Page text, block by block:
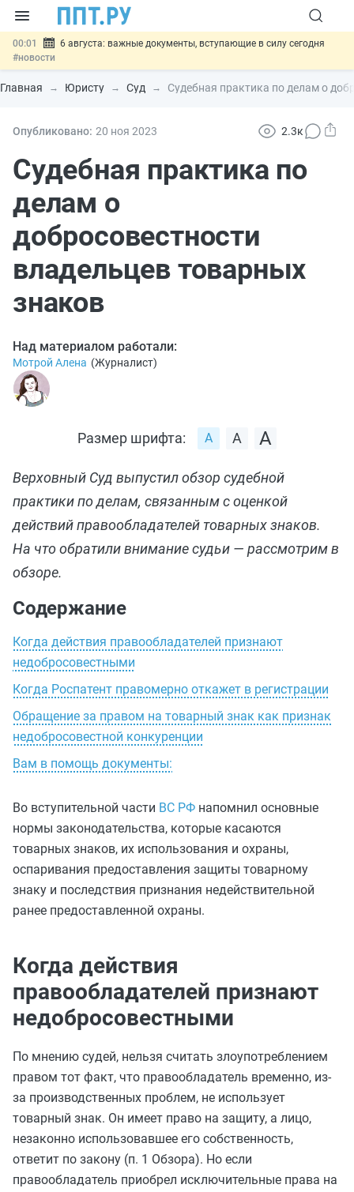
00:01
6 августа: важные документы, вступающие в силу сегодня
#новости
05.08 Обновили сообщения НПФ о договорах НПО и долгосрочных
сбережений#новости
05.08 Систему страхования вкладов распространили на электронные
05.08
Важно
#новости
Главная Юристу Суд Судебная практика по делам о
Опубликовано: 20 ноя 2023 2.3к
Судебная практика по
делам о
добросовестности
владельцев товарных
знаков
Над материалом работали:
Мотрой Алена (Журналист)
Размер шрифта:
Верховный Cуд выпустил обзор судебной
практики по делам, связанным с оценкой
действий правообладателей товарных знаков.
На что обратили внимание судьи — рассмотрим в
обзоре.
Содержание
Когда действия правообладателей признают
недобросовестными
Когда Роспатент правомерно откажет в регистрации
Обращение за правом на товарный знак как признак
недобросовестной конкуренции
Вам в помощь документы:
Во вступительной части ВС РФ напомнил основные
нормы законодательства, которые касаются
товарных знаков, их использования и охраны,
оспаривания предоставления защиты товарному
знаку и последствия признания недействительной
ранее предоставленной охраны.
Когда действия
правообладателей признают
недобросовестными
По мнению судей, нельзя считать злоупотреблением
правом тот факт, что правообладатель временно, из-
за производственных проблем, не использует
товарный знак. Он имеет право на защиту, а лицо,
незаконно использовавшее его собственность,
ответит по закону (п. 1 Обзора). Но если
правообладатель приобрел исключительные права на